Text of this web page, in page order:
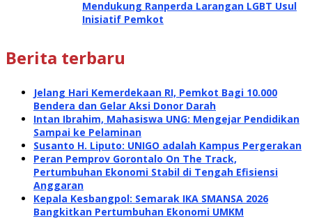
Mendukung Ranperda Larangan LGBT Usul
Inisiatif Pemkot
Berita terbaru
Jelang Hari Kemerdekaan RI, Pemkot Bagi 10.000
Bendera dan Gelar Aksi Donor Darah
Intan Ibrahim, Mahasiswa UNG: Mengejar Pendidikan
Sampai ke Pelaminan
Susanto H. Liputo: UNIGO adalah Kampus Pergerakan
Peran Pemprov Gorontalo On The Track,
Pertumbuhan Ekonomi Stabil di Tengah Efisiensi
Anggaran
Kepala Kesbangpol: Semarak IKA SMANSA 2026
Bangkitkan Pertumbuhan Ekonomi UMKM